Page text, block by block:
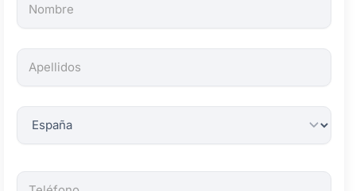
los
son
obligatorios.